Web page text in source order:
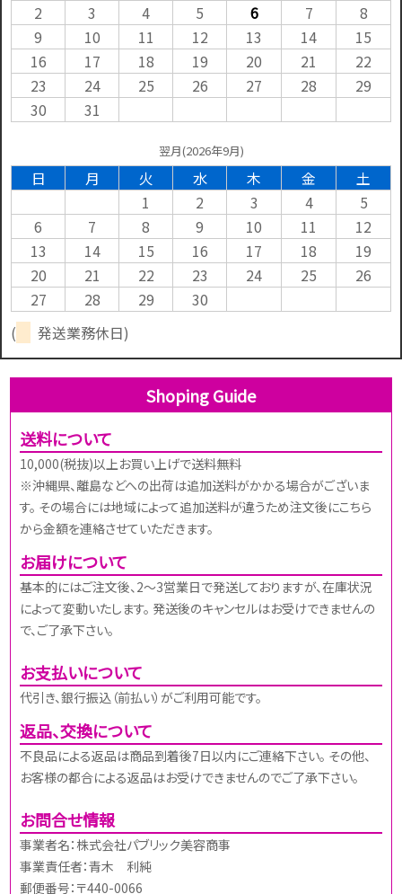
2
3 4 5 6 7
8
9
10 11 12 13 14
15
16
17 18 19 20 21
22
23
24 25 26 27 28
29
30
31
翌月(2026年9月)
日 月 火 水 木 金
土
1
2 3 4
5
6
7 8 9 10 11
12
13
14 15 16 17 18
19
20
21 22 23 24 25
26
27
28 29
30
(
発送業務休日)
Shoping Guide
送料について
10,000(税抜)以上お買い上げで送料無料
※沖縄県、離島などへの出荷は追加送料がかかる場合がございま
す。 その場合には地域によって追加送料が違うため注文後にこちら
から金額を連絡させていただきます。
お届けについて
基本的にはご注文後、2～3営業日で発送しておりますが、在庫状況
によって変動いたします。 発送後のキャンセルはお受けできませんの
で、ご了承下さい。
お支払いについて
代引き、銀行振込（前払い）がご利用可能です。
返品、交換について
不良品による返品は商品到着後7日以内にご連絡下さい。 その他、
お客様の都合による返品はお受けできませんのでご了承下さい。
お問合せ情報
事業者名：株式会社パブリック美容商事
事業責任者：青木 利純
郵便番号：〒440-0066